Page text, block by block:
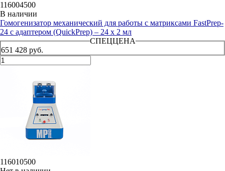
116004500
В наличии
Гомогенизатор механический для работы с матриксами FastPrep-
24 с адаптером (QuickPrep) – 24 х 2 мл
СПЕЦЦЕНА
651 428 руб.
116010500